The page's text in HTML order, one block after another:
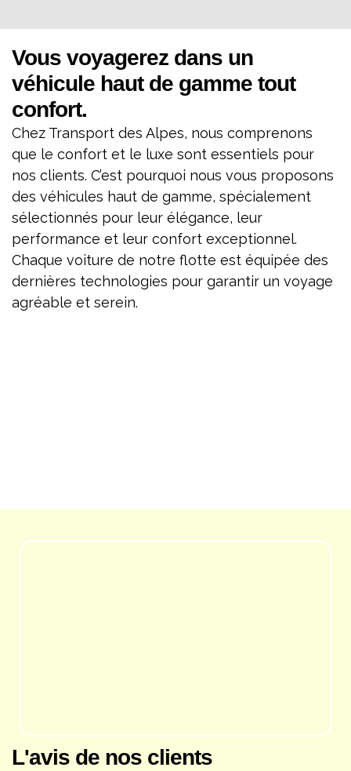
Vous voyagerez dans un
véhicule haut de gamme tout
confort.
Chez Transport des Alpes, nous comprenons
que le confort et le luxe sont essentiels pour
nos clients. C’est pourquoi nous vous proposons
des véhicules haut de gamme, spécialement
sélectionnés pour leur élégance, leur
performance et leur confort exceptionnel.
Chaque voiture de notre flotte est équipée des
dernières technologies pour garantir un voyage
agréable et serein.
L'avis de nos clients